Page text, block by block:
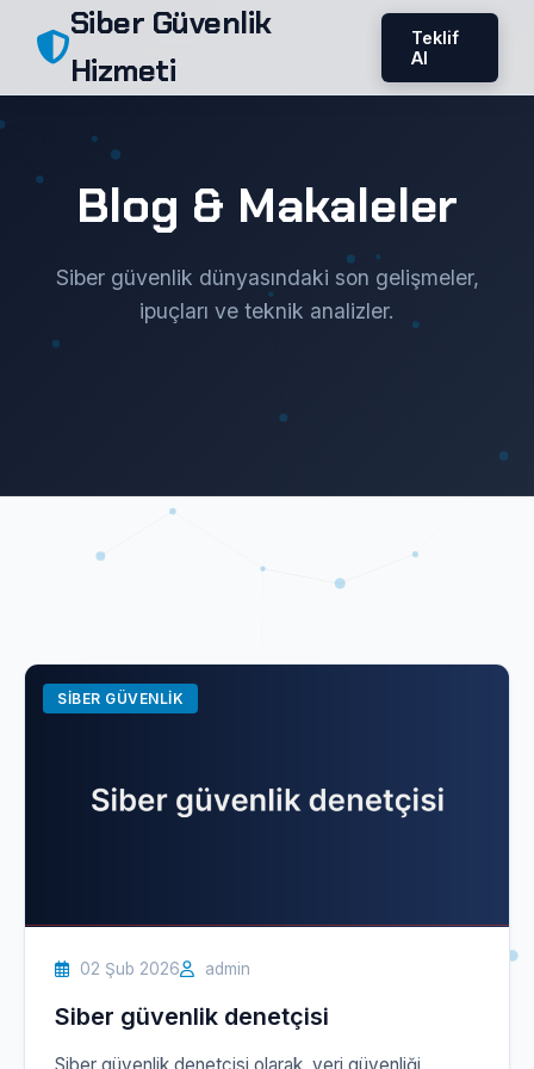
Siber Güvenlik
Hizmeti
Teklif
Al
Blog & Makaleler
Siber güvenlik dünyasındaki son gelişmeler,
ipuçları ve teknik analizler.
SIBER GÜVENLIK
02 Şub 2026 admin
Siber güvenlik denetçisi